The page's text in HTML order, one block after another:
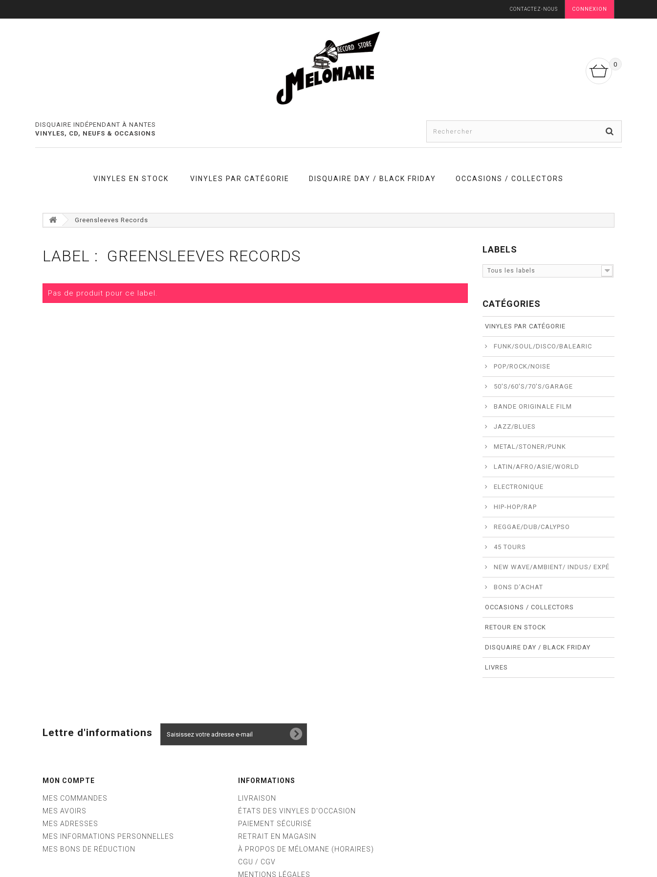
CONNEXION
CONTACTEZ-NOUS
0
DISQUAIRE INDÉPENDANT À NANTES
VINYLES, CD, NEUFS & OCCASIONS
VINYLES EN STOCK VINYLES PAR CATÉGORIE DISQUAIRE DAY / BLACK FRIDAY OCCASIONS / COLLECTORS
Greensleeves Records
LABEL : GREENSLEEVES RECORDS
Pas de produit pour ce label.
LABELS
Tous les labels
CATÉGORIES
VINYLES PAR CATÉGORIE
FUNK/SOUL/DISCO/BALEARIC
POP/ROCK/NOISE
50'S/60'S/70'S/GARAGE
BANDE ORIGINALE FILM
JAZZ/BLUES
METAL/STONER/PUNK
LATIN/AFRO/ASIE/WORLD
ELECTRONIQUE
HIP-HOP/RAP
REGGAE/DUB/CALYPSO
45 TOURS
NEW WAVE/AMBIENT/ INDUS/ EXPÉ
BONS D’ACHAT
OCCASIONS / COLLECTORS
RETOUR EN STOCK
DISQUAIRE DAY / BLACK FRIDAY
LIVRES
Lettre d'informations
MON COMPTE
MES COMMANDES
MES AVOIRS
MES ADRESSES
MES INFORMATIONS PERSONNELLES
MES BONS DE RÉDUCTION
INFORMATIONS
LIVRAISON
ÉTATS DES VINYLES D'OCCASION
PAIEMENT SÉCURISÉ
RETRAIT EN MAGASIN
À PROPOS DE MÉLOMANE (HORAIRES)
CGU / CGV
MENTIONS LÉGALES